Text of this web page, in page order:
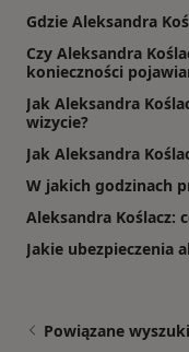
Gdzie Aleksandra
Czy Aleksandra
konieczności
Jak Aleksandra
wizycie?
Jak Aleksandra
W jakich godzinach
Aleksandra Koślacz:
Jakie ubezpieczenia
Powiązane